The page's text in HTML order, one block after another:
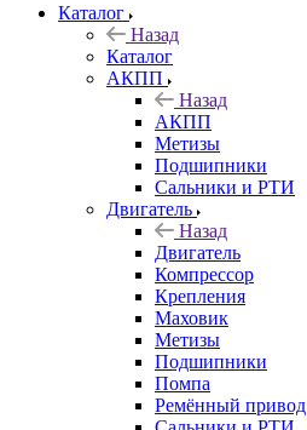
Каталог
Назад
Каталог
АКПП
Назад
АКПП
Метизы
Подшипники
Сальники и РТИ
Двигатель
Назад
Двигатель
Компрессор
Крепления
Маховик
Метизы
Подшипники
Помпа
Ремённый привод